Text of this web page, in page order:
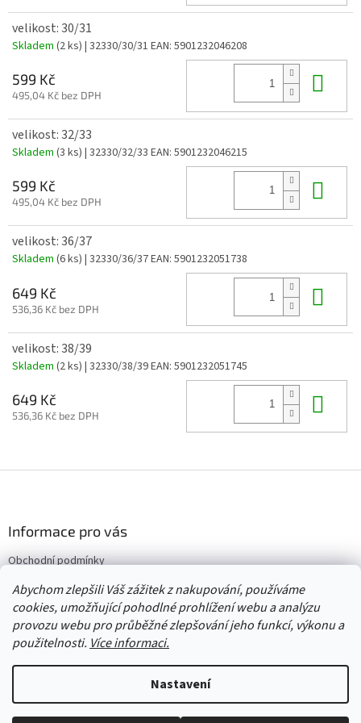
Abychom zlepšili Váš zážitek z nakupování, používáme
cookies, umožňující pohodlné prohlížení webu a analýzu
provozu webu pro průběžné zlepšování jeho funkcí, výkonu a
použitelnosti. Více informaci.
Nastavení
velikost: 30/31
Skladem (2 ks) | 32330/30/31 EAN: 5901232046208
599 Kč
495,04 Kč bez DPH
velikost: 32/33
Skladem (3 ks) | 32330/32/33 EAN: 5901232046215
599 Kč
495,04 Kč bez DPH
velikost: 36/37
Skladem (6 ks) | 32330/36/37EAN: 5901232051738
649 Kč
536,36 Kč bez DPH
velikost: 38/39
Skladem (2 ks) | 32330/38/39EAN: 5901232051745
649 Kč
536,36 Kč bez DPH
í
Informace pro vás
Obchodní podmínky
Vrácení/výměna/reklamace
Velkoobchod